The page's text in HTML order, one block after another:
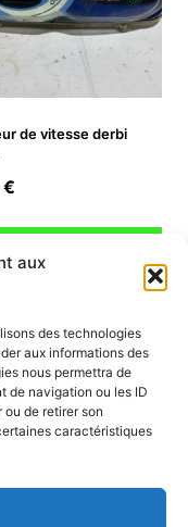
aux
des technologies
aux informations des
nous permettra de
de navigation ou les ID
de retirer son
caractéristiques
de vitesse derbi
€